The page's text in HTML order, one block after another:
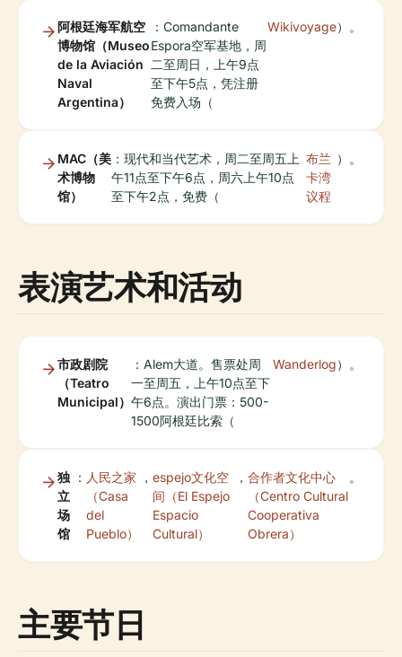
阿根廷海军航空
博物馆（Museo
de la Aviación
Naval
Argentina）
：Comandante
Espora空军基地，周
二至周日，上午9点
至下午5点，凭注册
免费入场（
Wikivoyage）。
MAC（美
术博物
馆）
：现代和当代艺术，周二至周五上
午11点至下午6点，周六上午10点
至下午2点，免费（
布兰
卡湾
议程
）。
表演艺术和活动
市政剧院
（Teatro
Municipal）
：Alem大道。售票处周
一至周五，上午10点至下
午6点。演出门票：500-
1500阿根廷比索（
Wanderlog）。
独
立
场
馆
： 人民之家
（Casa
del
Pueblo）
， espejo文化空
间（El Espejo
Espacio
Cultural）
，合作者文化中心
（Centro Cultural
Cooperativa
Obrera）
。
主要节日